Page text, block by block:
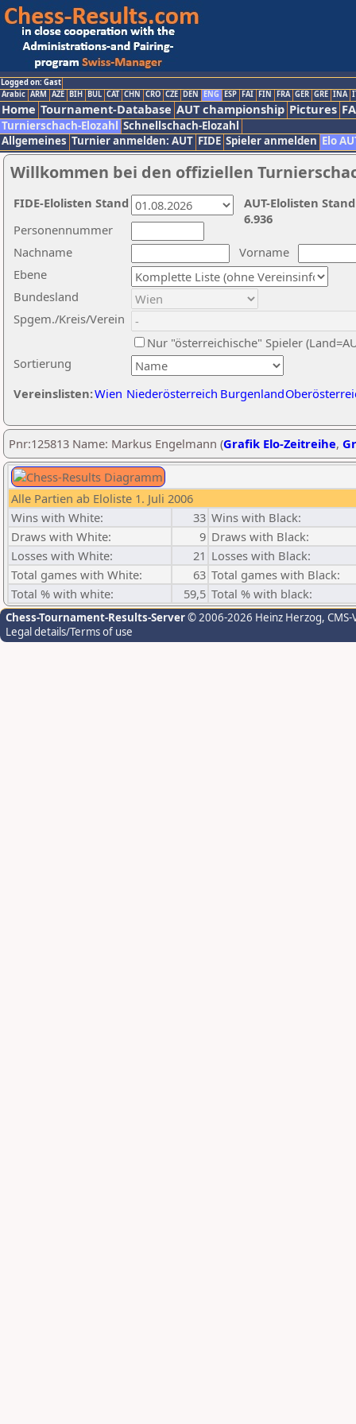
Logged on: Gast
Arabic ARM AZE BIH BUL CAT CHN CRO CZE DEN ENG ESP FAI FIN FRA GER GRE INA
Home Tournament-Database AUT championship Pictures
Turnierschach-Elozahl Schnellschach-Elozahl
Allgemeines Turnier anmelden: AUT FIDE Spieler anmelden Elo
Willkommen bei den offiziellen
Nachname
Vorname
Ebene
Sortierung
Personennummer
Bundesland
Spgem./Kreis/Verein
Nur "österreichische" Spieler
Vereinslisten:Wien Niederösterreich Burgenland
AUT-Elolisten
6.936
FIDE-Elolisten Stand
Pnr:125813 Name: Markus Engelmann (Grafik Elo-Zeitreihe,
Alle Partien ab Eloliste 1. Juli 2006
Wins with White:
33 Wins with Black:
Draws with White:
9 Draws with Black:
Losses with White:
21 Losses with Black:
Total games with White:
63 Total games with Black:
Total % with white:
59,5 Total % with black:
Chess-Tournament-Results-Server© 2006-2026 Heinz Herzog,
Legal details/Terms of use